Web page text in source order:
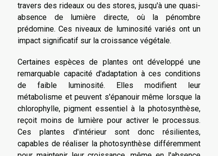
travers des rideaux ou des stores, jusqu'à une quasi-
absence de lumière directe, où la pénombre
prédomine. Ces niveaux de luminosité variés ont un
impact significatif sur la croissance végétale.
Certaines espèces de plantes ont développé une
remarquable capacité d'adaptation à ces conditions
de faible luminosité. Elles modifient leur
métabolisme et peuvent s'épanouir même lorsque la
chlorophylle, pigment essentiel à la photosynthèse,
reçoit moins de lumière pour activer le processus.
Ces plantes d'intérieur sont donc résilientes,
capables de réaliser la photosynthèse différemment